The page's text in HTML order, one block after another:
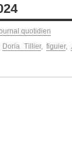
quotidien
Doria Tillier,figuier,